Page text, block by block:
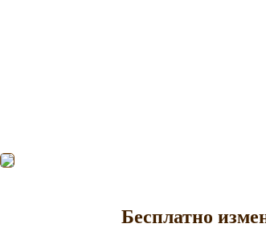
Бесплатно